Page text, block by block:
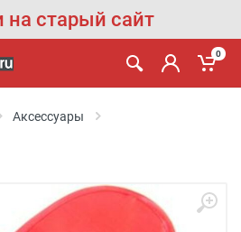
на старый сайт
0
Аксессуары